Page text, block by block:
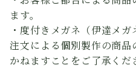
ます。
・度付きメガネ（伊達メ
注文による個別製作の商
かねますことをご了承くだ